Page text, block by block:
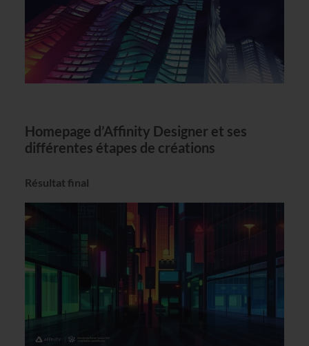
Homepage d’Affinity Designer et ses
différentes étapes de créations
Résultat final